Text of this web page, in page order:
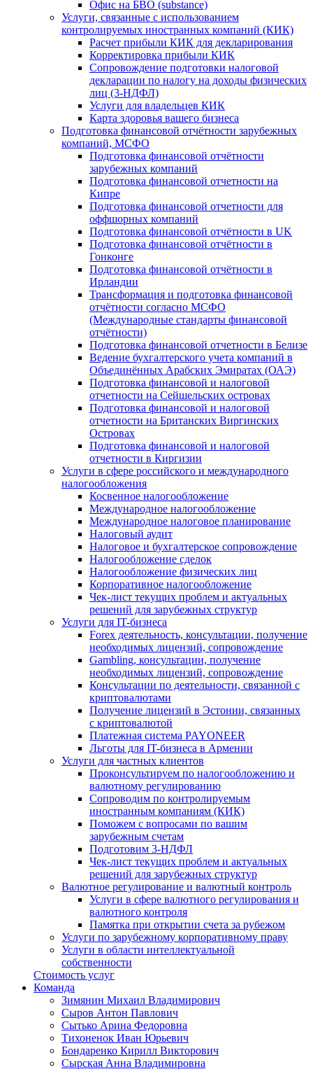
Офис на БВО (substance)
Услуги, связанные с использованием
контролируемых иностранных компаний (КИК)
Расчет прибыли КИК для декларирования
Корректировка прибыли КИК
Сопровождение подготовки налоговой
декларации по налогу на доходы физических
лиц (3-НДФЛ)
Услуги для владельцев КИК
Карта здоровья вашего бизнеса
Подготовка финансовой отчётности зарубежных
компаний, МСФО
Подготовка финансовой отчётности
зарубежных компаний
Подготовка финансовой отчетности на
Кипре
Подготовка финансовой отчетности для
оффшорных компаний
Подготовка финансовой отчётности в UK
Подготовка финансовой отчётности в
Гонконге
Подготовка финансовой отчётности в
Ирландии
Трансформация и подготовка финансовой
отчётности согласно МСФО
(Международные стандарты финансовой
отчётности)
Подготовка финансовой отчетности в Белизе
Ведение бухгалтерского учета компаний в
Объединённых Арабских Эмиратах (ОАЭ)
Подготовка финансовой и налоговой
отчетности на Сейшельских островах
Подготовка финансовой и налоговой
отчетности на Британских Виргинских
Островах
Подготовка финансовой и налоговой
отчетности в Киргизии
Услуги в сфере российского и международного
налогообложения
Косвенное налогообложение
Международное налогообложение
Международное налоговое планирование
Налоговый аудит
Налоговое и бухгалтерское сопровождение
Налогообложение сделок
Налогообложение физических лиц
Корпоративное налогообложение
Чек-лист текущих проблем и актуальных
решений для зарубежных структур
Услуги для IT-бизнеса
Forex деятельность, консультации, получение
необходимых лицензий, сопровождение
Gambling, консультации, получение
необходимых лицензий, сопровождение
Консультации по деятельности, связанной с
криптовалютами
Получение лицензий в Эстонии, связанных
с криптовалютой
Платежная система PAYONEER
Льготы для IT-бизнеса в Армении
Услуги для частных клиентов
Проконсультируем по налогообложению и
валютному регулированию
Сопроводим по контролируемым
иностранным компаниям (КИК)
Поможем с вопросами по вашим
зарубежным счетам
Подготовим 3-НДФЛ
Чек-лист текущих проблем и актуальных
решений для зарубежных структур
Валютное регулирование и валютный контроль
Услуги в сфере валютного регулирования и
валютного контроля
Памятка при открытии счета за рубежом
Услуги по зарубежному корпоративному праву
Услуги в области интеллектуальной
собственности
Стоимость услуг
Команда
Зимянин Михаил Владимирович
Сыров Антон Павлович
Сытько Арина Федоровна
Тихоненок Иван Юрьевич
Бондаренко Кирилл Викторович
Сырская Анна Владимировна